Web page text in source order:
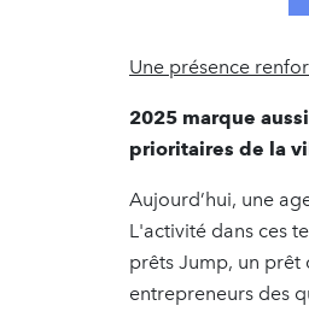
Une présence
2025 marque
prioritaires de la
Aujourd’hui, une
L'activité dans ces
prêts Jump, un prêt
entrepreneurs des